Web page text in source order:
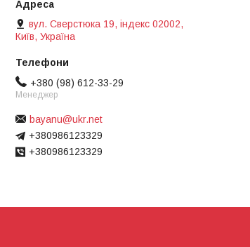
вул. Сверстюка 19, індекс 02002,
Київ, Україна
+380 (98) 612-33-29
Менеджер
bayanu@ukr.net
+380986123329
+380986123329